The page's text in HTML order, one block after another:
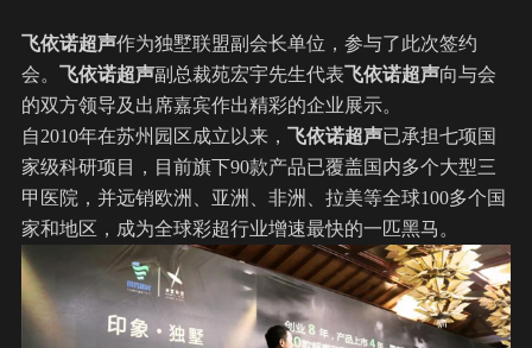
飞依诺超声作为独墅联盟副会长单位，参与了此次签约
会。 飞依诺超声副总裁苑宏宇先生代表飞依诺超声向与会
的双方领导及出席嘉宾作出精彩的企业展示。
自2010年在苏州园区成立以来， 飞依诺超声已承担七项国
家级科研项目，目前旗下90款产品已覆盖国内多个大型三
甲医院，并远销欧洲、亚洲、非洲、拉美等全球100多个国
家和地区，成为全球彩超行业增速最快的一匹黑马。